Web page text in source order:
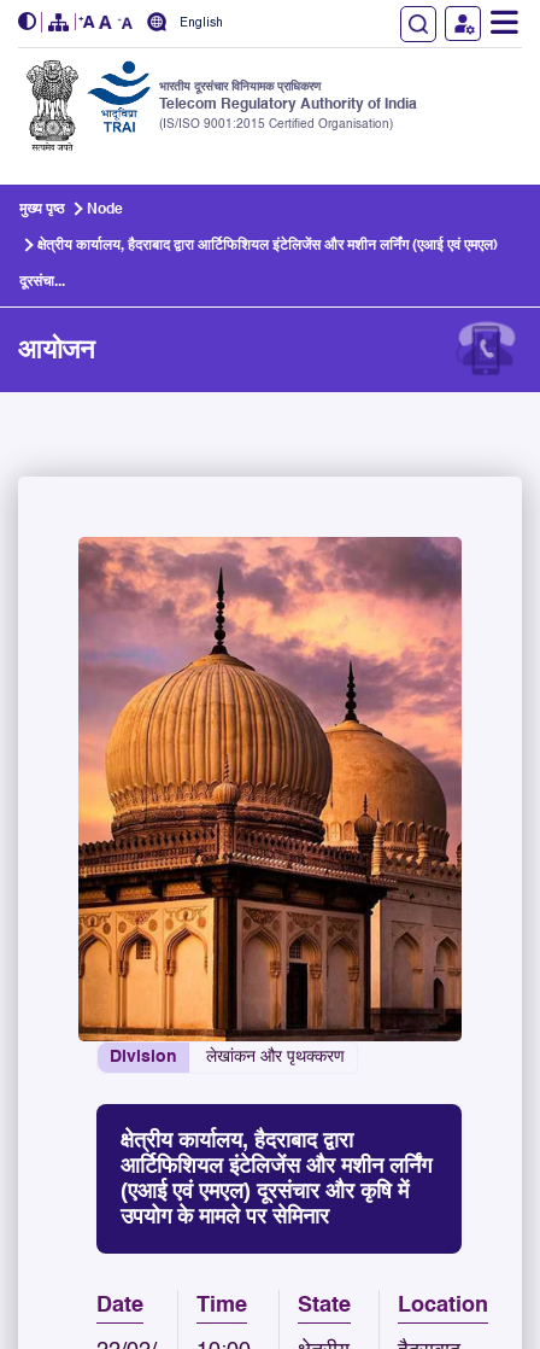
English
भारतीय दूरसंचार विनियामक प्राधिकरण
Telecom Regulatory Authority of India
(IS/ISO 9001:2015 Certified Organisation)
मुख्य पृष्ठ Node
क्षेत्रीय कार्यालय, हैदराबाद द्वारा आर्टिफिशियल इंटेलिजेंस और मशीन लर्निंग (एआई एवं एमएल)
दूरसंचा...
आयोजन
Division लेखांकन और पृथक्करण
क्षेत्रीय कार्यालय, हैदराबाद द्वारा
आर्टिफिशियल इंटेलिजेंस और मशीन लर्निंग
(एआई एवं एमएल) दूरसंचार और कृषि में
उपयोग के मामले पर सेमिनार
Date Time State Location